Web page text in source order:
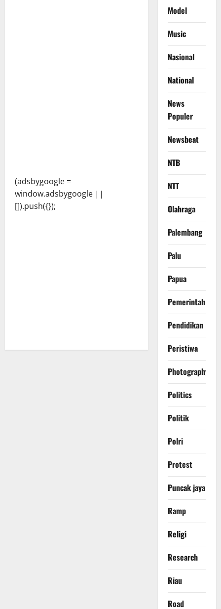
(adsbygoogle =
window.adsbygoogle ||
[]).push({});
Model
Music
Nasional
National
News
Populer
Newsbeat
NTB
NTT
Olahraga
Palembang
Palu
Papua
Pemerintah
Pendidikan
Peristiwa
Photography
Politics
Politik
Polri
Protest
Puncak jaya
Ramp
Religi
Research
Riau
Road